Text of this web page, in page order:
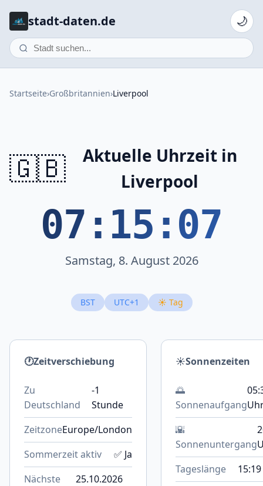
stadt-daten.de 🌙
Startseite›Großbritannien›Liverpool
🇬🇧
Aktuelle Uhrzeit in
Liverpool
07:15:07
Samstag, 8. August 2026
BST UTC+1 ☀️ Tag
🕐Zeitverschiebung
Zu
Deutschland
-1
Stunde
ZeitzoneEurope/London
Sommerzeit aktiv
✅ Ja
Nächste
25.10.2026
☀️Sonnenzeiten
🌅
Sonnenaufgang
🌇
Sonnenuntergang
Tageslänge